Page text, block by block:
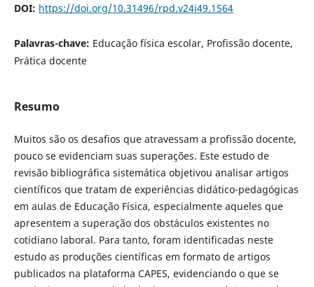
DOI: https://doi.org/10.31496/rpd.v24i49.1564
Palavras-chave: Educação física escolar, Profissão docente,
Prática docente
Resumo
Muitos são os desafios que atravessam a profissão docente,
pouco se evidenciam suas superações. Este estudo de
revisão bibliográfica sistemática objetivou analisar artigos
científicos que tratam de experiências didático-pedagógicas
em aulas de Educação Física, especialmente aqueles que
apresentem a superação dos obstáculos existentes no
cotidiano laboral. Para tanto, foram identificadas neste
estudo as produções científicas em formato de artigos
publicados na plataforma CAPES, evidenciando o que se